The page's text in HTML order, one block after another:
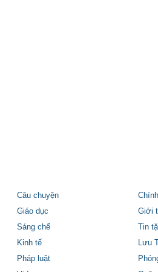
Câu chuyện
Giáo dục
Giới
Sáng chế
Tin
Kinh tế
Lưu
Pháp luật